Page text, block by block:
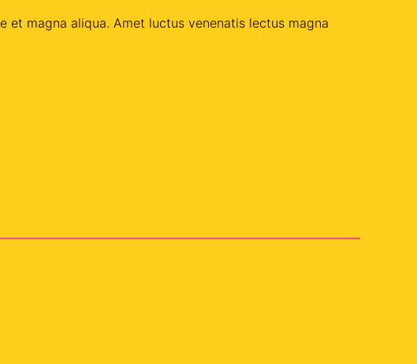
magna aliqua. Amet luctus venenatis lectus magna